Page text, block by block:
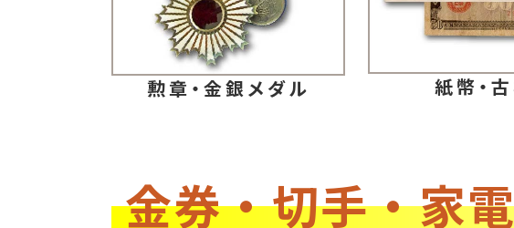
勲章・金銀メダル 紙幣・
金券・切手・家